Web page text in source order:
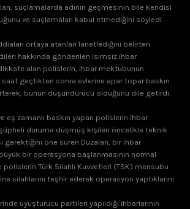
suçlamalarda adının geçmesinin bile kendisi
ve suçlamaları kabul etmediğini söyledi.
ortaya atanları lanetlediğini belirten
hakkında gönderilen isimsiz ihbar
alan polislerin, ihbar mektubunun
saat geçtikten sonra evlerine apar topar baskın
bunun düşündürücü olduğunu dile getirdi.
eş zamanlı baskın yapan polislerin ihbar
duruma düşmüş kişileri öncelikle teknik
gerektiğini öne süren Düzalan, bir ihbar
bir operasyona başlanmasının normal
polislerin Türk Silahlı Kuvvetleri (TSK) mensubu
silahlarını teşhir ederek operasyon yaptıklarını
uyuşturucu partileri yapıldığı ihbarlarının